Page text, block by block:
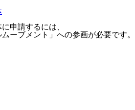
申請するには、
ーブメント」への参画が必要です。